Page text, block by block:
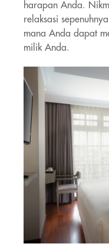
harapan Anda.
relaksasi
mana Anda dapat
milik Anda.